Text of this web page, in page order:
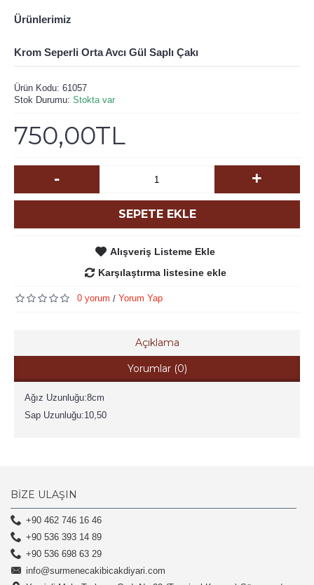
Ürünlerimiz
Krom Seperli Orta Avcı Gül Saplı Çakı
Ürün Kodu: 61057
Stok Durumu: Stokta var
750,00TL
- +
SEPETE EKLE
Alışveriş Listeme Ekle
Karşılaştırma listesine ekle
0 yorum / Yorum Yap
Açıklama
Yorumlar (0)
Ağız Uzunluğu:8cm
Sap Uzunluğu:10,50
BIZE ULAŞIN
+90 462 746 16 46
+90 536 393 14 89
+90 536 698 63 29
info@surmenecakibicakdiyari.com